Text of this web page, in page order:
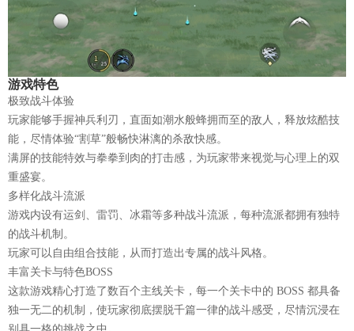
游戏特色
极致战斗体验
玩家能够手握神兵利刃，直面如潮水般蜂拥而至的敌人，释放炫酷技
能，尽情体验“割草”般畅快淋漓的杀敌快感。
满屏的技能特效与拳拳到肉的打击感，为玩家带来视觉与心理上的双
重盛宴。
多样化战斗流派
游戏内设有运剑、雷罚、冰霜等多种战斗流派，每种流派都拥有独特
的战斗机制。
玩家可以自由组合技能，从而打造出专属的战斗风格。
丰富关卡与特色BOSS
这款游戏精心打造了数百个主线关卡，每一个关卡中的 BOSS 都具备
独一无二的机制，使玩家彻底摆脱千篇一律的战斗感受，尽情沉浸在